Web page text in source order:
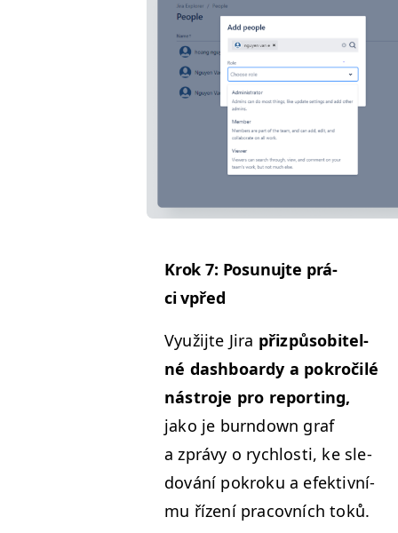
Krok 7: Posunu­jte prá­
ci vpřed
Využi­jte Jira přizpů­so­bitel­
né dash­boardy a pokročilé
nástro­je pro report­ing,
jako je burn­down graf
a zprávy o rychlosti, ke sle­
dování pokroku a efek­tivní­
mu řízení pra­cov­ních toků.